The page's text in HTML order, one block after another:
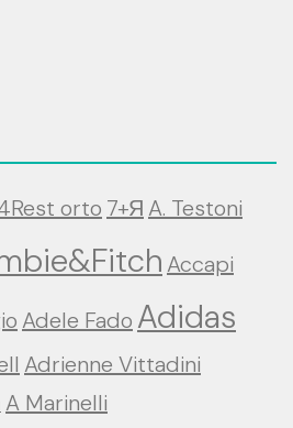
orto 7+Я A. Testoni
Accapi
Adele Fado Adidas
Adrienne Vittadini
A Marinelli